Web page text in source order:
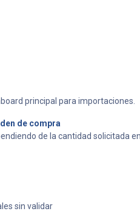
principal para importaciones.
de compra
de la cantidad solicitada
sin validar